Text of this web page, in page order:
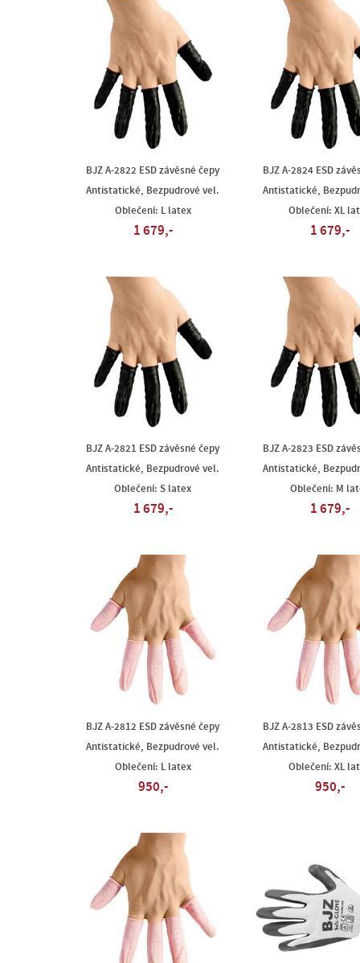
BJZ A-2822 ESD závěsné čepy
Antistatické, Bezpudrové vel.
Oblečení: L latex
1 679,-
BJZ A-2824 ESD
Antistatické,
Oblečení: XL
1 679,-
BJZ A-2821 ESD závěsné čepy
Antistatické, Bezpudrové vel.
Oblečení: S latex
1 679,-
BJZ A-2823 ESD
Antistatické,
Oblečení: M
1 679,-
BJZ A-2812 ESD závěsné čepy
Antistatické, Bezpudrové vel.
Oblečení: L latex
950,-
BJZ A-2813 ESD
Antistatické,
Oblečení: XL
950,-